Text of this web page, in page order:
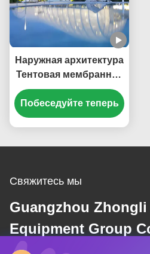
Наружная архитектура
Тентовая мембранная
конструкция Стальная
мембранная
конструкция
Побеседуйте теперь
Свяжитесь мы
Guangzhou Zhongli
Equipment Group